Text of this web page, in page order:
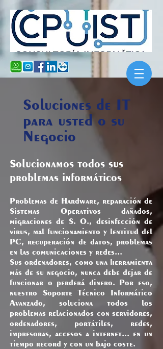
Soluciones de IT
para usted o su
Negocio
Solucionamos todos sus
problemas informáticos
Problemas de Hardware, reparación de
Sistemas Operativos dañados,
migraciones de S. O., desinfección de
virus, mal funcionamiento y lentitud del
PC, recuperación de datos, problemas
en las comunicaciones y redes...
Sus ordenadores, como una herramienta
más de su negocio, nunca debe dejar de
funcionar o perderá dinero. Por eso,
nuestro Soporte Técnico Informático
Avanzado, soluciona todos los
problemas relacionados con servidores,
ordenadores, portátiles, redes,
impresoras, accesos a internet... en un
tiempo record y con un bajo coste.